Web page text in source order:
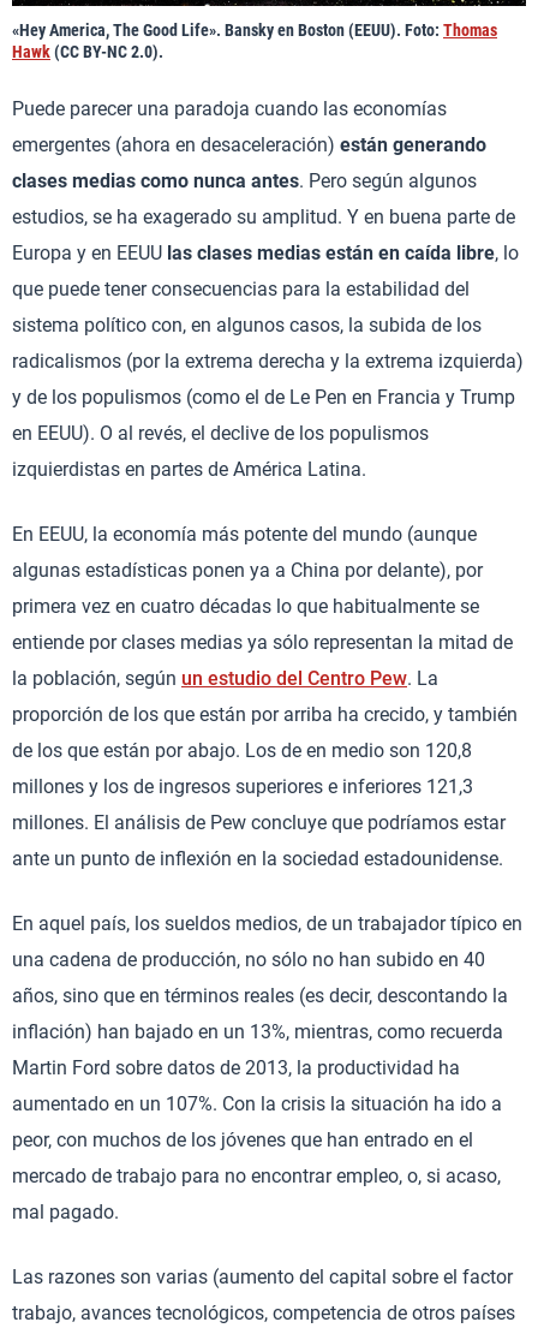
«Hey America, The Good Life». Bansky en Boston (EEUU). Foto: Thomas
Hawk(CC BY-NC 2.0).
Puede parecer una paradoja cuando las economías
emergentes (ahora en desaceleración) están generando
clases medias como nunca antes. Pero según algunos
estudios, se ha exagerado su amplitud. Y en buena parte de
Europa y en EEUU las clases medias están en caída libre, lo
que puede tener consecuencias para la estabilidad del
sistema político con, en algunos casos, la subida de los
radicalismos (por la extrema derecha y la extrema izquierda)
y de los populismos (como el de Le Pen en Francia y Trump
en EEUU). O al revés, el declive de los populismos
izquierdistas en partes de América Latina.
En EEUU, la economía más potente del mundo (aunque
algunas estadísticas ponen ya a China por delante), por
primera vez en cuatro décadas lo que habitualmente se
entiende por clases medias ya sólo representan la mitad de
la población, según un estudio del Centro Pew. La
proporción de los que están por arriba ha crecido, y también
de los que están por abajo. Los de en medio son 120,8
millones y los de ingresos superiores e inferiores 121,3
millones. El análisis de Pew concluye que podríamos estar
ante un punto de inflexión en la sociedad estadounidense.
En aquel país, los sueldos medios, de un trabajador típico en
una cadena de producción, no sólo no han subido en 40
años, sino que en términos reales (es decir, descontando la
inflación) han bajado en un 13%, mientras, como recuerda
Martin Ford sobre datos de 2013, la productividad ha
aumentado en un 107%. Con la crisis la situación ha ido a
peor, con muchos de los jóvenes que han entrado en el
mercado de trabajo para no encontrar empleo, o, si acaso,
mal pagado.
Las razones son varias (aumento del capital sobre el factor
trabajo, avances tecnológicos, competencia de otros países